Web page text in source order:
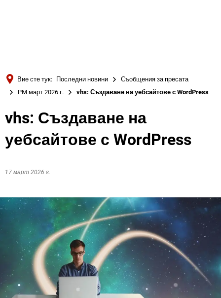
Русский
Deutsch MENÜ
Вие сте тук: Последни новини
Съобщения за пресата
PM март 2026 г.
vhs: Създаване на уебсайтове с WordPress
vhs: Създаване на
уебсайтове с WordPress
17 март 2026 г.